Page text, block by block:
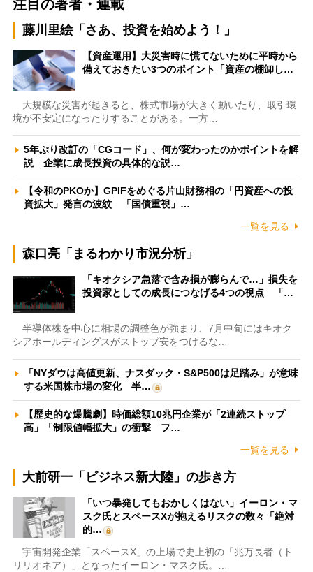
注目の著者・連載
藤川里絵「さあ、投資を始めよう！」
【資産運用】大災害時に慌てないために平時から
備えておきたい3つのポイント「資産の棚卸し…
大規模な災害が起きると、株式市場が大きく動いたり、取引環
境が不安定になったりすることがある。一方…
5年ぶり改訂の「CGコード」、何が変わったのかポイントを解
説 企業に成長投資の具体的な説…
【令和のPKOか】GPIFをめぐる片山財務相の「円資産への投
資拡大」発言の波紋 「国債重視」…
一覧を見る
森口亮「まるわかり市況分析」
「キオクシア急落で含み損が膨らんで…」損失を
投資家としての成長につなげる4つの視点 「…
半導体株を中心に相場の調整色が強まり、7月中旬にはキオク
シアホールディングスがストップ安をつけるな…
「NYダウは高値更新、ナスダック・S&P500は足踏み」が意味
する米国株市場の変化 半…
【歴史的な爆騰劇】時価総額10兆円企業が「2連続ストップ
高」「制限値幅拡大」の衝撃 フ…
一覧を見る
大前研一「ビジネス新大陸」の歩き方
「いつ暴発してもおかしくはない」イーロン・マ
スク氏とスペースXが抱えるリスクの数々「絶対
的…
宇宙開発企業「スペースX」の上場で史上初の「兆万長者（ト
リリオネア）」となったイーロン・マスク氏。…